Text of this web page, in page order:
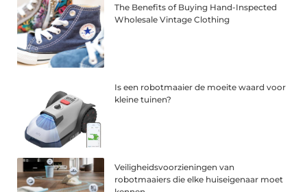
The Benefits of Buying Hand-Inspected
Wholesale Vintage Clothing
Is een robotmaaier de moeite waard voor
kleine tuinen?
Veiligheidsvoorzieningen van
robotmaaiers die elke huiseigenaar moet